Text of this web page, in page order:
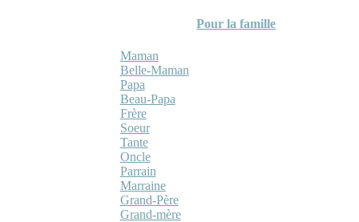
Pour la famille
Maman
Belle-Maman
Papa
Beau-Papa
Frère
Soeur
Tante
Oncle
Parrain
Marraine
Grand-Père
Grand-mère